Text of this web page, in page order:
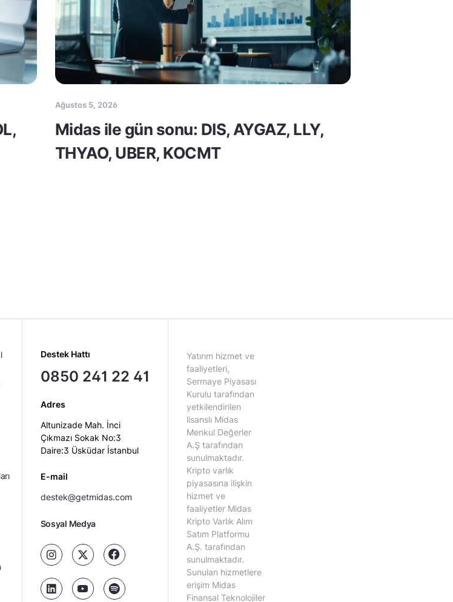
Ağustos 5, 2026
Midas ile gün sonu: DIS, AYGAZ, LLY,
THYAO, UBER, KOCMT
Destek Hattı
0850 241 22 41
Adres
Altunizade Mah. İnci
Çıkmazı Sokak No:3
Daire:3 Üsküdar İstanbul
E-mail
destek@getmidas.com
Sosyal Medya
Yatırım hizmet ve
faaliyetleri,
Sermaye Piyasası
Kurulu tarafından
yetkilendirilen
lisanslı Midas
Menkul Değerler
A.Ş tarafından
sunulmaktadır.
Kripto varlık
piyasasına ilişkin
hizmet ve
faaliyetler Midas
Kripto Varlık Alım
Satım Platformu
A.Ş. tarafından
sunulmaktadır.
Sunulan hizmetlere
erişim Midas
Finansal Teknolojiler